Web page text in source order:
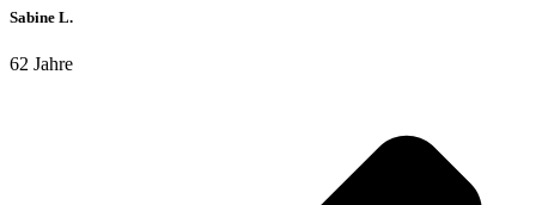
Sabine L.
62 Jahre